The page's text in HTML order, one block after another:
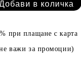
при плащане с карта
важи за промоции)